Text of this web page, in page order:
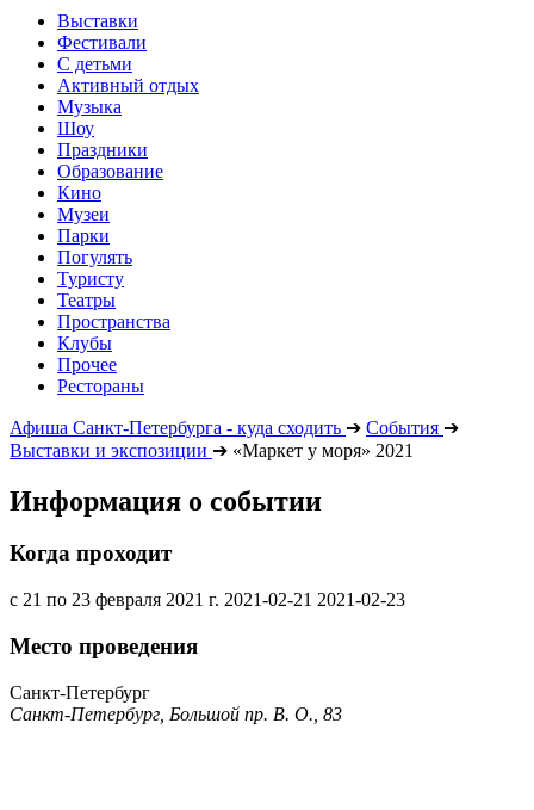
Выставки
Фестивали
С детьми
Активный отдых
Музыка
Шоу
Праздники
Образование
Кино
Музеи
Парки
Погулять
Туристу
Театры
Пространства
Клубы
Прочее
Рестораны
Афиша Санкт-Петербурга - куда сходить ➔ События ➔
Выставки и экспозиции ➔ «Маркет у моря» 2021
Информация о событии
Когда проходит
с 21 по 23 февраля 2021 г. 2021-02-21 2021-02-23
Место проведения
Санкт-Петербург
Санкт-Петербург, Большой пр. В. О., 83